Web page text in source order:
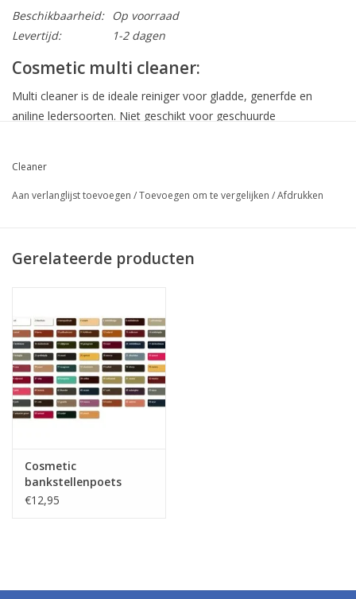
Beschikbaarheid:
Op voorraad
Levertijd:
1-2 dagen
Cosmetic multi cleaner:
Multi cleaner is de ideale reiniger voor gladde, generfde en
aniline ledersoorten. Niet geschikt voor geschuurde
Cleaner
Aan verlanglijst toevoegen /Toevoegen om te vergelijken /Afdrukken
Gerelateerde producten
Cosmetic
bankstellenpoets
€12,95